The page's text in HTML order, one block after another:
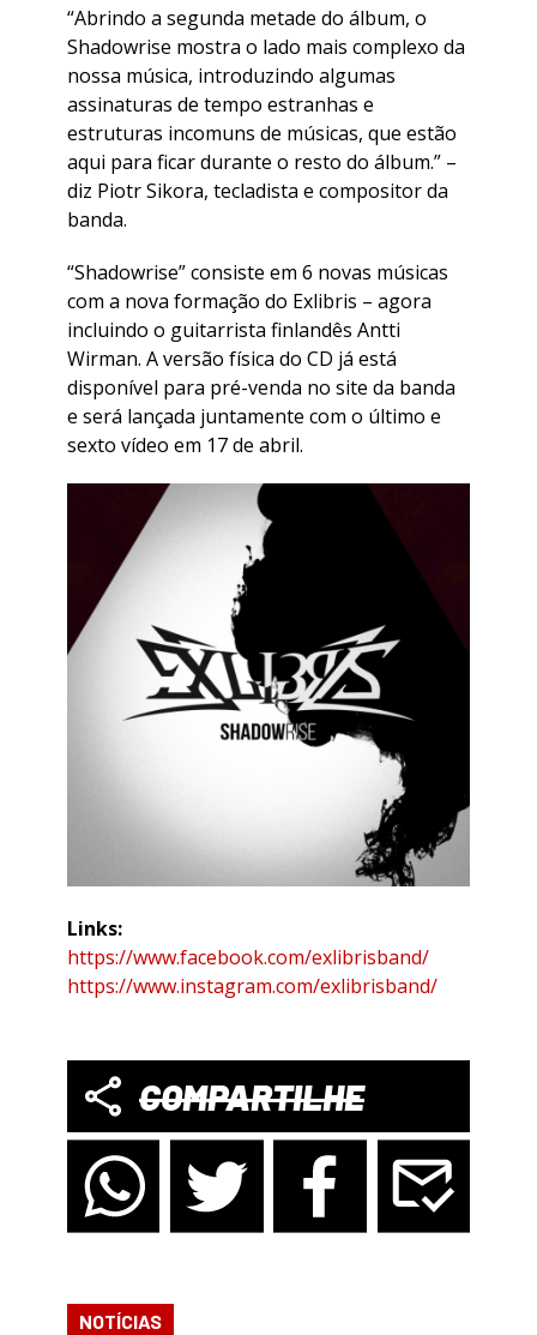
“Abrindo a segunda metade do álbum, o
Shadowrise mostra o lado mais complexo da
nossa música, introduzindo algumas
assinaturas de tempo estranhas e
estruturas incomuns de músicas, que estão
aqui para ficar durante o resto do álbum.” –
diz Piotr Sikora, tecladista e compositor da
banda.
“Shadowrise” consiste em 6 novas músicas
com a nova formação do Exlibris – agora
incluindo o guitarrista finlandês Antti
Wirman. A versão física do CD já está
disponível para pré-venda no site da banda
e será lançada juntamente com o último e
sexto vídeo em 17 de abril.
Links:
https://www.facebook.com/exlibrisband/
https://www.instagram.com/exlibrisband/
COMPARTILHE
NOTÍCIAS